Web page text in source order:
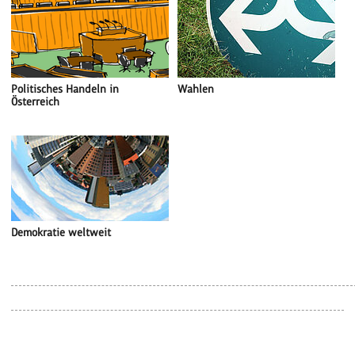
Politisches Handeln in
Österreich
Wahlen
Demokratie weltweit